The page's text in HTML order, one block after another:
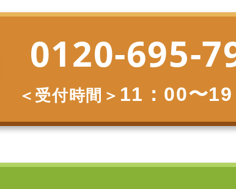
0120-695-
＜受付時間＞ 11：00〜